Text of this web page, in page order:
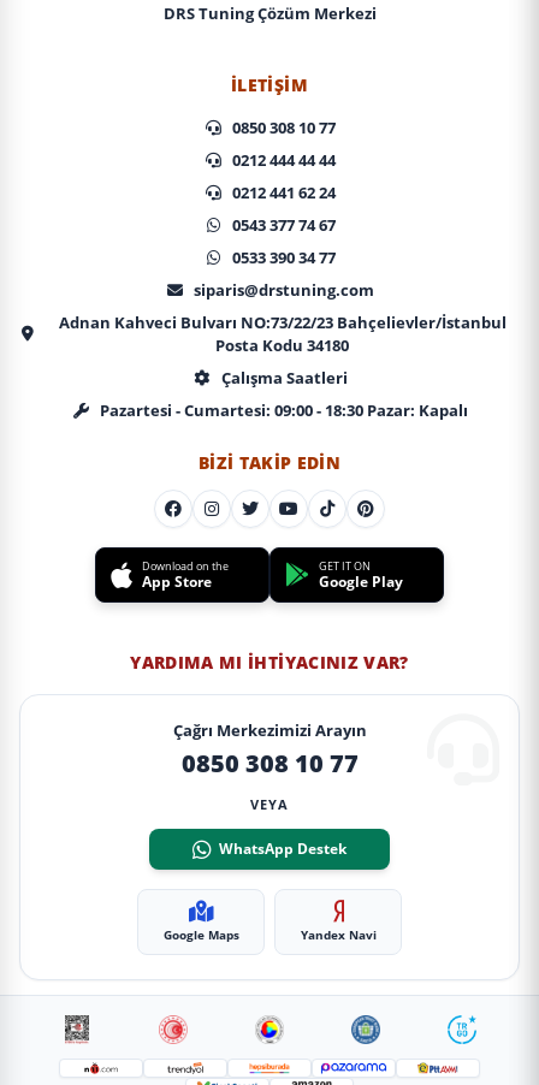
DRS Tuning Çözüm Merkezi
İLETIŞIM
0850 308 10 77
0212 444 44 44
0212 441 62 24
0543 377 74 67
0533 390 34 77
siparis@drstuning.com
Adnan Kahveci Bulvarı NO:73/22/23 Bahçelievler/İstanbul
Posta Kodu 34180
Çalışma Saatleri
Pazartesi - Cumartesi: 09:00 - 18:30 Pazar: Kapalı
BIZI TAKIP EDIN
Download on the
App Store
GET IT ON
Google Play
YARDIMA MI İHTIYACINIZ VAR?
Çağrı Merkezimizi Arayın
0850 308 10 77
VEYA
WhatsApp Destek
Google Maps Yandex Navi